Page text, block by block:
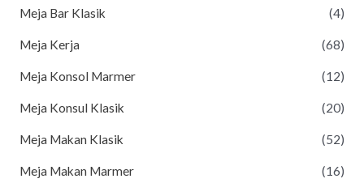
Meja Bar Klasik (4)
Meja Kerja (68)
Meja Konsol Marmer (12)
Meja Konsul Klasik (20)
Meja Makan Klasik (52)
Meja Makan Marmer (16)